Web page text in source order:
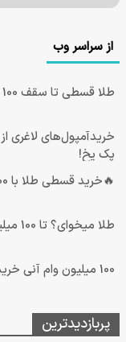
از سراسر وب
طلا قسطی تا سقف 100 میلیون تومان💰
خریدآمپول‌های لاغری
پک یخ!
🔥خرید قسطی طلا با 100 میلیون تومان وام فوری🔥
طلا میخوای؟ تا 100 میلیون وام فوری خرید طلا‼️
100 میلیون وام آنی خرید طلا (بازپرداخت 12 ماهه)
پربازدیدترین